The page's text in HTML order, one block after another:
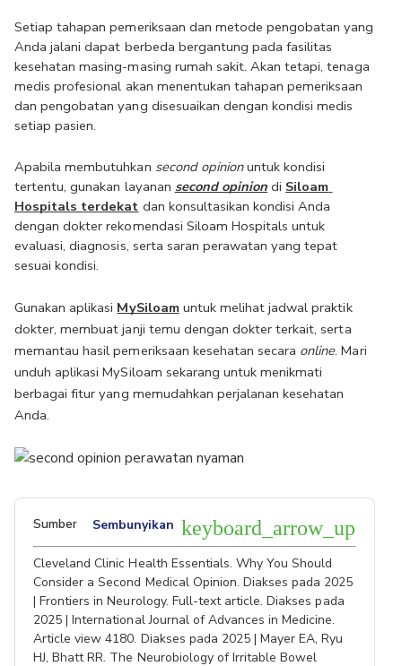
Setiap tahapan pemeriksaan dan metode pengobatan yang
Anda jalani dapat berbeda bergantung pada fasilitas
kesehatan masing-masing rumah sakit. Akan tetapi, tenaga
medis profesional akan menentukan tahapan pemeriksaan
dan pengobatan yang disesuaikan dengan kondisi medis
setiap pasien.
Apabila membutuhkan second opinion untuk kondisi
tertentu, gunakan layanan second opinion di Siloam
Hospitals terdekat dan konsultasikan kondisi Anda
dengan dokter rekomendasi Siloam Hospitals untuk
evaluasi, diagnosis, serta saran perawatan yang tepat
sesuai kondisi.
Gunakan aplikasi MySiloam untuk melihat jadwal praktik
dokter, membuat janji temu dengan dokter terkait, serta
memantau hasil pemeriksaan kesehatan secara online. Mari
unduh aplikasi MySiloam sekarang untuk menikmati
berbagai fitur yang memudahkan perjalanan kesehatan
Anda.
Sumber Sembunyikan keyboard_arrow_up
Cleveland Clinic Health Essentials. Why You Should
Consider a Second Medical Opinion. Diakses pada 2025
| Frontiers in Neurology. Full-text article. Diakses pada
2025 | International Journal of Advances in Medicine.
Article view 4180. Diakses pada 2025 | Mayer EA, Ryu
HJ, Bhatt RR. The Neurobiology of Irritable Bowel